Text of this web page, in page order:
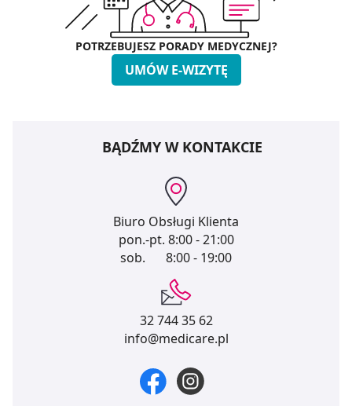
POTRZEBUJESZ PORADY MEDYCZNEJ?
UMÓW E-WIZYTĘ
BĄDŹMY W KONTAKCIE
Biuro Obsługi Klienta
pon.-pt. 8:00 - 21:00
sob.
8:00 - 19:00
32 744 35 62
info@medicare.pl